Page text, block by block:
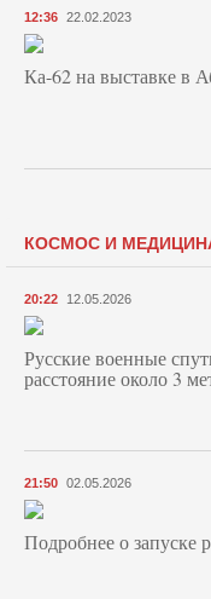
12:36 22.02.2023
Ка-62 на выставке в
КОСМОС И
20:22 12.05.2026
Русские военные
расстояние около 3
21:50 02.05.2026
Подробнее о запуске